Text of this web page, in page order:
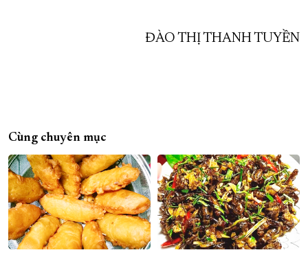
ĐÀO THỊ THANH TUYỀN
Cùng chuyên mục